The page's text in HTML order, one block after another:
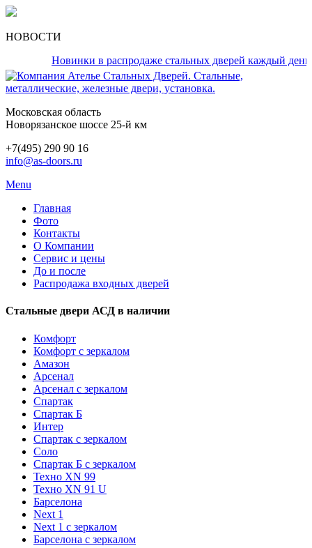
НОВОСТИ
Новинки в распродаже стальных дверей каждый день!
Московская область
Новорязанское шоссе 25-й км
+7(495) 290 90 16
info@as-doors.ru
Menu
Главная
Фото
Контакты
О Компании
Сервис и цены
До и после
Распродажа входных дверей
Стальные двери АСД в наличии
Комфорт
Комфорт с зеркалом
Амазон
Арсенал
Арсенал с зеркалом
Спартак
Спартак Б
Интер
Спартак с зеркалом
Соло
Спартак Б с зеркалом
Техно XN 99
Техно XN 91 U
Барселона
Next 1
Next 1 с зеркалом
Барселона с зеркалом